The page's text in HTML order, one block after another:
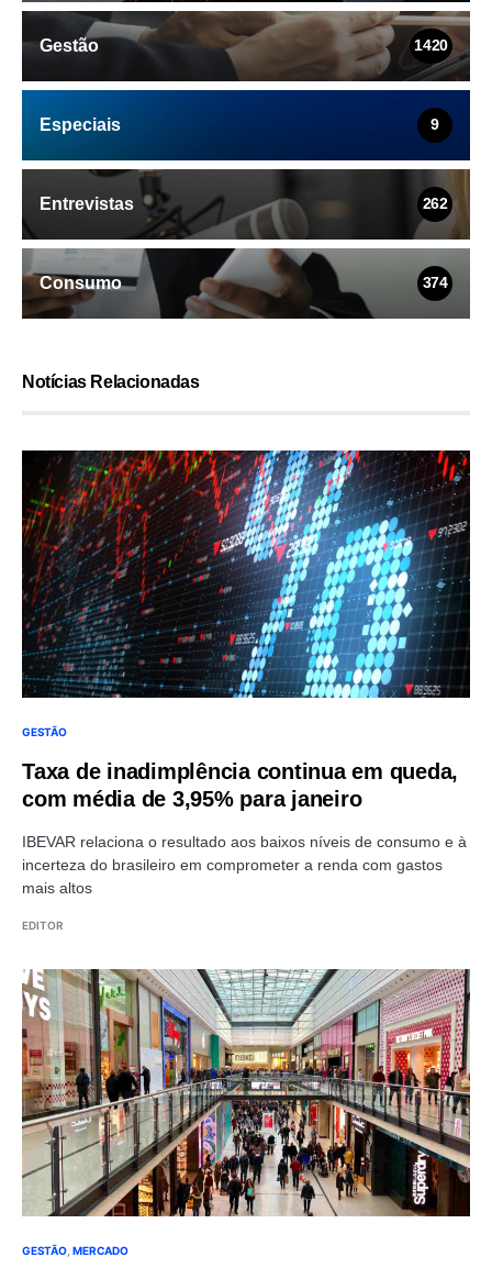
Gestão 1420
Especiais 9
Entrevistas 262
Consumo 374
Notícias Relacionadas
GESTÃO
Taxa de inadimplência continua em queda,
com média de 3,95% para janeiro
IBEVAR relaciona o resultado aos baixos níveis de consumo e à
incerteza do brasileiro em comprometer a renda com gastos
mais altos
EDITOR
GESTÃO MERCADO